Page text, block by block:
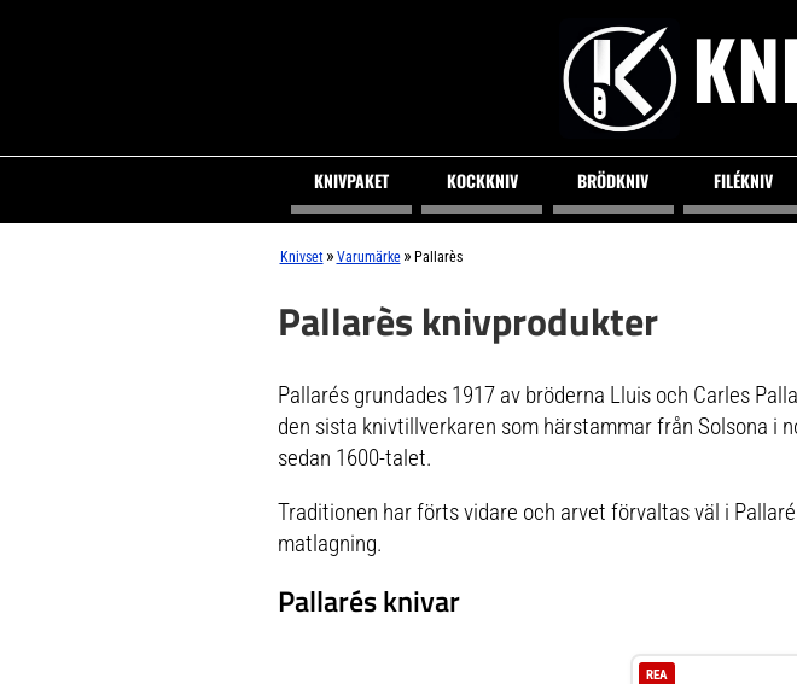
KNIVPAKET KOCKKNIV BRÖDKNIV FILÉKNIV
Knivset » Varumärke » Pallarès
Pallarès knivprodukter
Pallarés grundades 1917 av bröderna Lluis och Carles
den sista knivtillverkaren som härstammar från Solsona i
sedan 1600-talet.
Traditionen har förts vidare och arvet förvaltas väl i
matlagning.
Pallarés knivar
REA